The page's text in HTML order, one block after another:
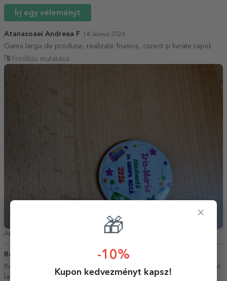
Írj egy véleményt
Atanasoaei Andreea F 14 Június 2026
Gama larga de produse, realizate frumos, corect și livrate rapid.
Fordítás mutatása
Atanasoaei Andreea F, Románia
Roland
Recomand.Ar fi fost bine daca puteam opta pentru plata cu cardul
la locker.
×
🎁
-10%
Kupon kedvezményt kapsz!